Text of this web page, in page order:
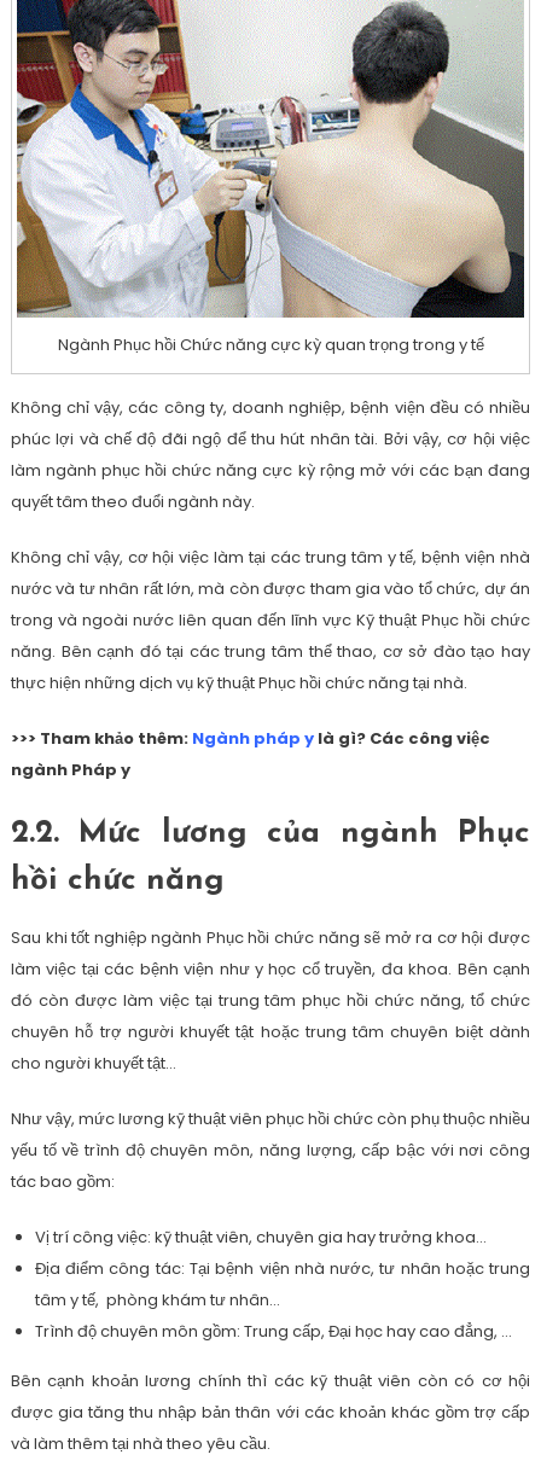
Ngành Phục hồi Chức năng cực kỳ quan trọng trong y tế
Không chỉ vậy, các công ty, doanh nghiệp, bệnh viện đều có nhiều
phúc lợi và chế độ đãi ngộ để thu hút nhân tài. Bởi vậy, cơ hội việc
làm ngành phục hồi chức năng cực kỳ rộng mở với các bạn đang
quyết tâm theo đuổi ngành này.
Không chỉ vậy, cơ hội việc làm tại các trung tâm y tế, bệnh viện nhà
nước và tư nhân rất lớn, mà còn được tham gia vào tổ chức, dự án
trong và ngoài nước liên quan đến lĩnh vực Kỹ thuật Phục hồi chức
năng. Bên cạnh đó tại các trung tâm thể thao, cơ sở đào tạo hay
thực hiện những dịch vụ kỹ thuật Phục hồi chức năng tại nhà.
>>> Tham khảo thêm: Ngành pháp ylà gì? Các công việc
ngành Pháp y
2.2. Mức lương của ngành Phục
hồi chức năng
Sau khi tốt nghiệp ngành Phục hồi chức năng sẽ mở ra cơ hội được
làm việc tại các bệnh viện như y học cổ truyền, đa khoa. Bên cạnh
đó còn được làm việc tại trung tâm phục hồi chức năng, tổ chức
chuyên hỗ trợ người khuyết tật hoặc trung tâm chuyên biệt dành
cho người khuyết tật…
Như vậy, mức lương kỹ thuật viên phục hồi chức còn phụ thuộc nhiều
yếu tố về trình độ chuyên môn, năng lượng, cấp bậc với nơi công
tác bao gồm:
Vị trí công việc: kỹ thuật viên, chuyên gia hay trưởng khoa…
Địa điểm công tác: Tại bệnh viện nhà nước, tư nhân hoặc trung
tâm y tế, phòng khám tư nhân…
Trình độ chuyên môn gồm: Trung cấp, Đại học hay cao đẳng, …
Bên cạnh khoản lương chính thì các kỹ thuật viên còn có cơ hội
được gia tăng thu nhập bản thân với các khoản khác gồm trợ cấp
và làm thêm tại nhà theo yêu cầu.